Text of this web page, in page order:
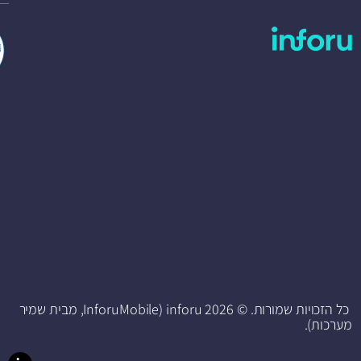
כל הזכויות שמורות. © 2026 inforu (InforuMobile, מבית שמיר
מערכות).